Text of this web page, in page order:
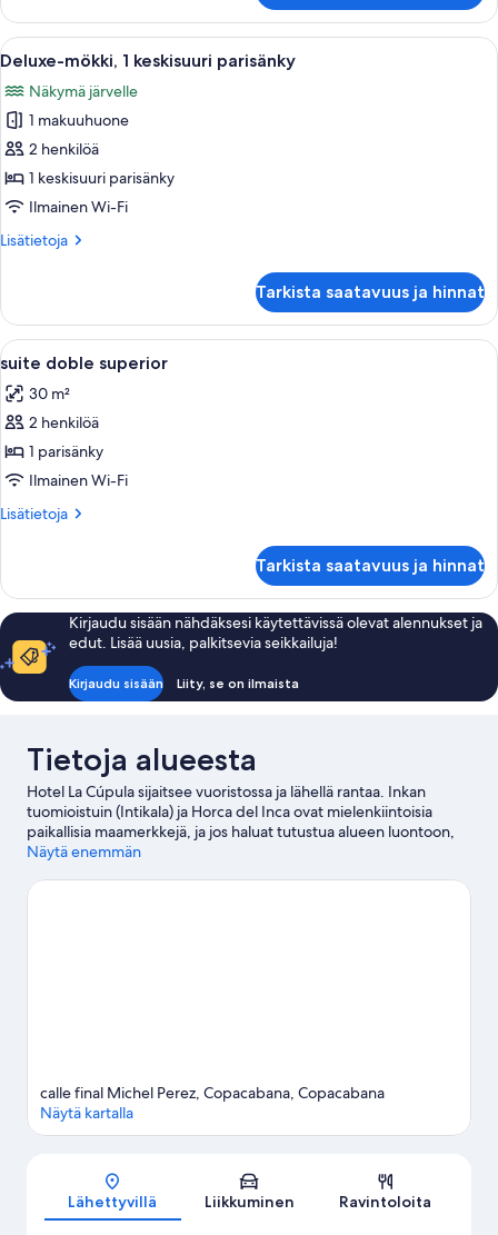
standard-
huone
Avaa
kaikki
huonetyypin
Deluxe-
mökki,
1
keskisuuri
kuvat
Huone, jossa on sänky, tuoli ja
7
Deluxe-mökki, 1 keskisuuri parisänky
Näkymä järvelle
1 makuuhuone
2 henkilöä
1 keskisuuri parisänky
Ilmainen Wi-Fi
Lisätietoja
Lisätietoja
1
keskisuuri
parisänky
Tarkista saatavuus ja hinnat
Avaa
kaikki
huonetyypin
suite
doble
superior
kuvat
Äänieristys, ilmainen Wi-Fi,
8
suite doble superior
30 m²
2 henkilöä
1 parisänky
Ilmainen Wi-Fi
Lisätietoja
Lisätietoja
superior
Tarkista saatavuus ja hinnat
Kirjaudu sisään nähdäksesi käytettävissä olevat alennukset ja
edut. Lisää uusia, palkitsevia seikkailuja!
Kirjaudu sisään Liity, se on ilmaista
Tietoja alueesta
Hotel La Cúpula sijaitsee vuoristossa ja lähellä rantaa. Inkan
tuomioistuin (Intikala) ja Horca del Inca ovat mielenkiintoisia
paikallisia maamerkkejä, ja jos haluat tutustua alueen luontoon,
lisää Lake Titicaca - Puno (ja lähialueet) ja Plaza Sucre listallesi.
Näytä enemmän
Kartta
calle final Michel Perez, Copacabana, Copacabana
Näytä kartalla
Lähettyvillä Liikkuminen Ravintoloita